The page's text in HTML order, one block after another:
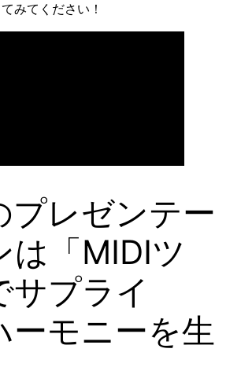
みてください！
プレゼンテー
は「MIDIツ
サプライ
ーモニーを生